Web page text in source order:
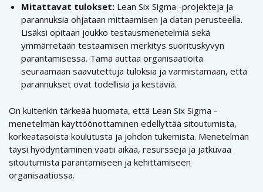
Mitattavat tulokset: Lean Six Sigma -projekteja ja
parannuksia ohjataan mittaamisen ja datan perusteella.
Lisäksi opitaan joukko testausmenetelmiä sekä
ymmärretään testaamisen merkitys suorituskyvyn
parantamisessa. Tämä auttaa organisaatioita
seuraamaan saavutettuja tuloksia ja varmistamaan, että
parannukset ovat todellisia ja kestäviä.
On kuitenkin tärkeää huomata, että Lean Six Sigma -
menetelmän käyttöönottaminen edellyttää sitoutumista,
korkeatasoista koulutusta ja johdon tukemista. Menetelmän
täysi hyödyntäminen vaatii aikaa, resursseja ja jatkuvaa
sitoutumista parantamiseen ja kehittämiseen
organisaatiossa.